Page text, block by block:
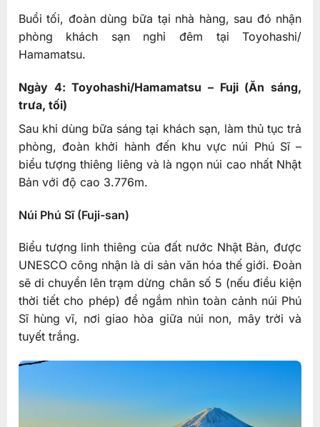
Buổi tối, đoàn dùng bữa tại nhà hàng, sau đó nhận
phòng khách sạn nghỉ đêm tại Toyohashi/
Hamamatsu.
Ngày 4: Toyohashi/Hamamatsu – Fuji (Ăn sáng,
trưa, tối)
Sau khi dùng bữa sáng tại khách sạn, làm thủ tục trả
phòng, đoàn khởi hành đến khu vực núi Phú Sĩ –
biểu tượng thiêng liêng và là ngọn núi cao nhất Nhật
Bản với độ cao 3.776m.
Núi Phú Sĩ (Fuji-san)
Biểu tượng linh thiêng của đất nước Nhật Bản, được
UNESCO công nhận là di sản văn hóa thế giới. Đoàn
sẽ di chuyển lên trạm dừng chân số 5 (nếu điều kiện
thời tiết cho phép) để ngắm nhìn toàn cảnh núi Phú
Sĩ hùng vĩ, nơi giao hòa giữa núi non, mây trời và
tuyết trắng.